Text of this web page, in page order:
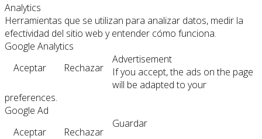
Analytics
Herramientas que se utilizan para analizar datos, medir la
efectividad del sitio web y entender cómo funciona.
Google Analytics
Aceptar
Rechazar
Advertisement
If you accept, the ads on the page
will be adapted to your
preferences.
Google Ad
Aceptar
Rechazar
Guardar